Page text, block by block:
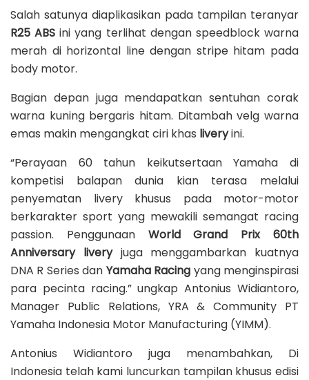
Salah satunya diaplikasikan pada tampilan teranyar
R25 ABS ini yang terlihat dengan speedblock warna
merah di horizontal line dengan stripe hitam pada
body motor.
Bagian depan juga mendapatkan sentuhan corak
warna kuning bergaris hitam. Ditambah velg warna
emas makin mengangkat ciri khas liveryini.
“Perayaan 60 tahun keikutsertaan Yamaha di
kompetisi balapan dunia kian terasa melalui
penyematan livery khusus pada motor-motor
berkarakter sport yang mewakili semangat racing
passion. Penggunaan World Grand Prix 60th
Anniversary liveryjuga menggambarkan kuatnya
DNA R Series dan Yamaha Racing yang menginspirasi
para pecinta racing.” ungkap Antonius Widiantoro,
Manager Public Relations, YRA & Community PT
Yamaha Indonesia Motor Manufacturing (YIMM).
Antonius Widiantoro juga menambahkan, Di
Indonesia telah kami luncurkan tampilan khusus edisi